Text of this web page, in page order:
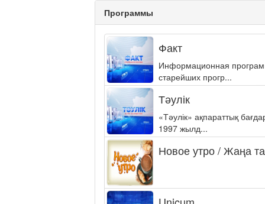
Программы
Факт
Информационная
старейших прогр...
Тәулік
«Тәулік» ақпараттық
1997 жылд...
Новое утро / Жаңа